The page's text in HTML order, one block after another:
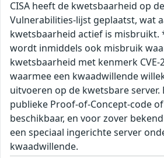
CISA heeft de kwetsbaarheid op
Vulnerabilities-lijst geplaatst, wat
kwetsbaarheid actief is
wordt inmiddels ook misbruik
kwetsbaarheid met kenmerk CVE-
waarmee een kwaadwillende
uitvoeren op de kwetsbare server.
publieke Proof-of-Concept-code
beschikbaar, en voor zover
een speciaal ingerichte server
kwaadwillende.